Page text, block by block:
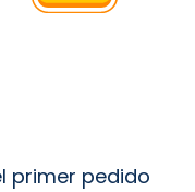
primer pedido